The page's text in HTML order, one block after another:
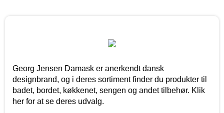
Georg Jensen Damask er anerkendt dansk
designbrand, og i deres sortiment finder du produkter til
badet, bordet, køkkenet, sengen og andet tilbehør. Klik
her for at se deres udvalg.